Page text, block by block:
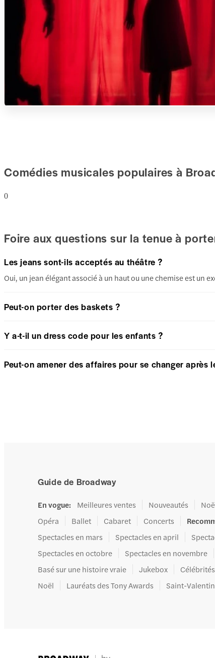
Comédies musicales populaires à
0
Foire aux questions sur la tenue à
Les jeans sont-ils acceptés au théâtre ?
Oui, un jean élégant associé à un haut ou une chemise est un
Peut-on porter des baskets ?
Y a-t-il un dress code pour les enfants ?
Peut-on amener des affaires pour se changer après
Guide de Broadway
En vogue: Meilleures ventes Nouveautés
Opéra
Ballet Cabaret Concerts
Spectacles en mars
Spectacles en april
Spectacles en octobre
Spectacles en novembre
Basé sur une histoire vraie
Jukebox
Noël
Lauréats des Tony Awards Saint-Valentin